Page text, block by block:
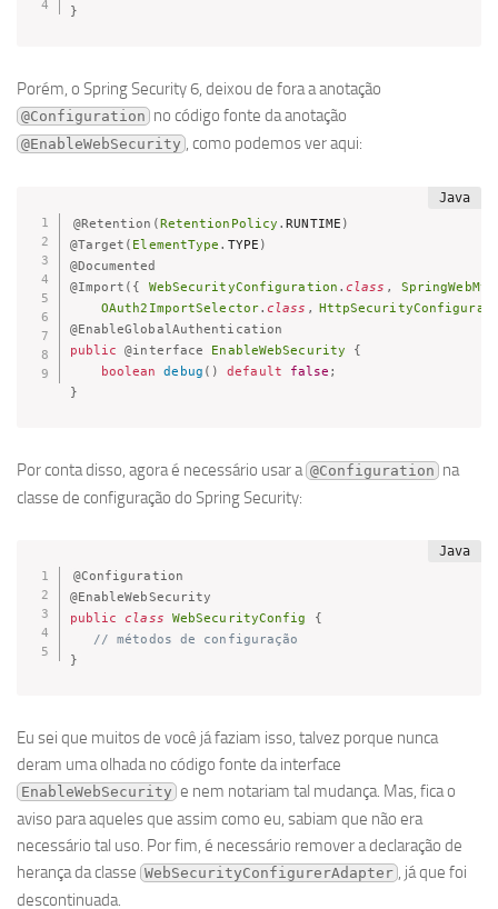
}
Porém, o Spring Security 6, deixou de fora a anotação
@Configuration no código fonte da anotação
@EnableWebSecurity , como podemos ver aqui:
@Retention (RetentionPolicy .RUNTIME )
@Target ( ElementType . TYPE )
@Documented
@Import ( { WebSecurityConfiguration .class ,
OAuth2ImportSelector.class ,
@EnableGlobalAuthentication
public @interface EnableWebSecurity
{
boolean debug ( ) default false ;
}
Por conta disso, agora é necessário usar a @Configuration na
classe de configuração do Spring Security:
@Configuration
@EnableWebSecurity
public class WebSecurityConfig
{
// métodos de configuração
}
Eu sei que muitos de você já faziam isso, talvez porque nunca
deram uma olhada no código fonte da interface
EnableWebSecurity e nem notariam tal mudança. Mas, fica o
aviso para aqueles que assim como eu, sabiam que não era
necessário tal uso. Por fim, é necessário remover a declaração de
herança da classe WebSecurityConfigurerAdapter , já que foi
descontinuada.